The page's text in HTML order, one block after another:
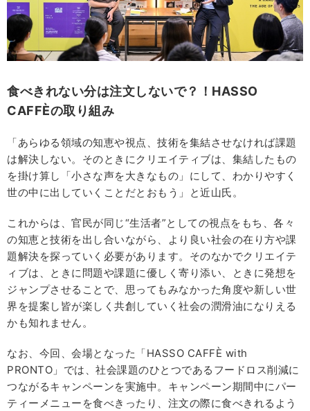
食べきれない分は注文しないで？！HASSO
CAFFÈの取り組み
「あらゆる領域の知恵や視点、技術を集結させなければ課題
は解決しない。そのときにクリエイティブは、集結したもの
を掛け算し「小さな声を大きなもの」にして、わかりやすく
世の中に出していくことだとおもう」と近山氏。
これからは、官民が同じ“生活者”としての視点をもち、各々
の知恵と技術を出し合いながら、より良い社会の在り方や課
題解決を探っていく必要があります。そのなかでクリエイテ
ィブは、ときに問題や課題に優しく寄り添い、ときに発想を
ジャンプさせることで、思ってもみなかった角度や新しい世
界を提案し皆が楽しく共創していく社会の潤滑油になりえる
かも知れません。
なお、今回、会場となった「HASSO CAFFÈ with
PRONTO」では、社会課題のひとつであるフードロス削減に
つながるキャンペーンを実施中。キャンペーン期間中にパー
ティーメニューを食べきったり、注文の際に食べきれるよう